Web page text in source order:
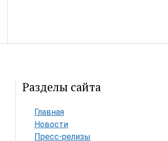
Разделы сайта
Главная
Новости
Пресс-релизы